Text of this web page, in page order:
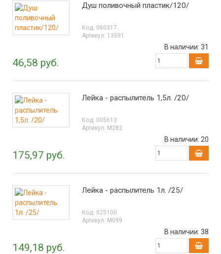
Душ поливочный пластик/120/
Код: 060317
Артикул: 13591
46,58 руб.
В наличии: 31
Лейка - распылитель 1,5л. /20/
Код: 005613
Артикул: М282
175,97 руб.
В наличии: 20
Лейка - распылитель 1л. /25/
Код: 025100
Артикул: М099
149,18 руб.
В наличии: 38